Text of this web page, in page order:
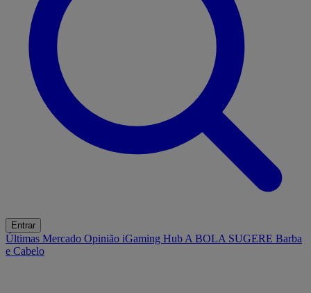
Entrar
Últimas Mercado Opinião iGaming Hub A BOLA SUGERE Barba
e Cabelo